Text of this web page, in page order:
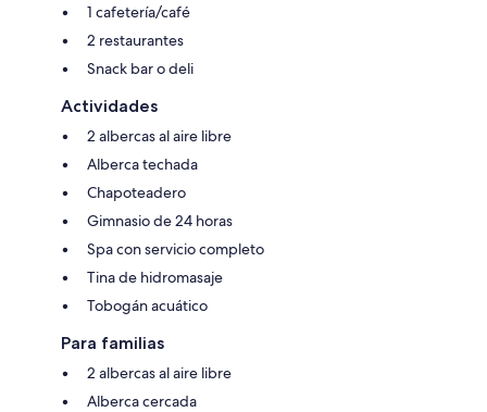
1 cafetería/café
2 restaurantes
Snack bar o deli
Actividades
2 albercas al aire libre
Alberca techada
Chapoteadero
Gimnasio de 24 horas
Spa con servicio completo
Tina de hidromasaje
Tobogán acuático
Para familias
2 albercas al aire libre
Alberca cercada